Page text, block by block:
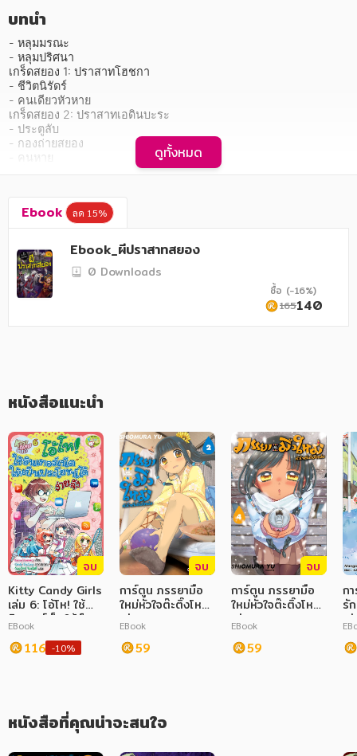
หมวดหมู่หนังสือ
อาหาร สุขภาพ การแพทย์
ศิลปะ บันเทิง กีฬา ท่องเที่ยว
สังคม วัฒนธรรม การปกครอง ศาสนาและปรัชญา
กฎหมาย สัญญา ภาษี
นิตยสาร หนังสือพิมพ์
ครอบครัว
การเรียน การศึกษา
ภาษาศาสตร์
หนังสือเด็ก
การพัฒนาตนเอง
ความรู้ทั่วไป
การ์ตูนความรู้ การ์ตูน
การ์ตูนมังงะ (Manga)
บทนำ
- หลุมมรณะ
- หลุมปริศนา
เกร็ดสยอง 1: ปราสาทโฮชกา
- ชีวิตนิรัดร์
- คนเดียวหัวหาย
เกร็ดสยอง 2: ปราสาทเอดินบะระ
- ประตูลับ
- กองถ่ายสยอง
เกร็ดสยอง 3: ปราสาทยุคกลางในยุโรป
- นางรำคนที่ 10
เกร็ดสยอง 4: ปราสาทหินพนมรุ้ง
เกร็ดสยอง 5: ตำนานดอกแกลดิโอลัส
- ดอกไม้ช่อสุดท้าย
- ทางออก
เกร็ดสยอง 6: สวนวงกต
- แมวดำ
ประตูสู่นรก วิญญาณพระนางแอนน์ โบลีย์น นางรำแห่งปราสาทหิน
ดูทั้งหมด
Ebook ลด 15%
Ebook_ผีปราสาทสยอง
0 Downloads
ซื้อ (-16%)
165140
หนังสือแนะนำ
จบ
Kitty Candy Girls
เล่ม 6: โอ้โห! ใช้
อินเทอร์เน็ตให้เป็น
ประโยชน์ได้ง่ายจัง
EBook
116 -10%
จบ
การ์ตูน ภรรยามือ
ใหม่หัวใจต๊ะติ๊งโหน่ง
เล่ม 2
EBook
59
จบ
การ์ตูน ภรรยามือ
ใหม่หัวใจต๊ะติ๊งโหน่ง
เล่ม 4
EBook
59
ก
รั
เ
หนังสือที่คุณน่าจะสนใจ